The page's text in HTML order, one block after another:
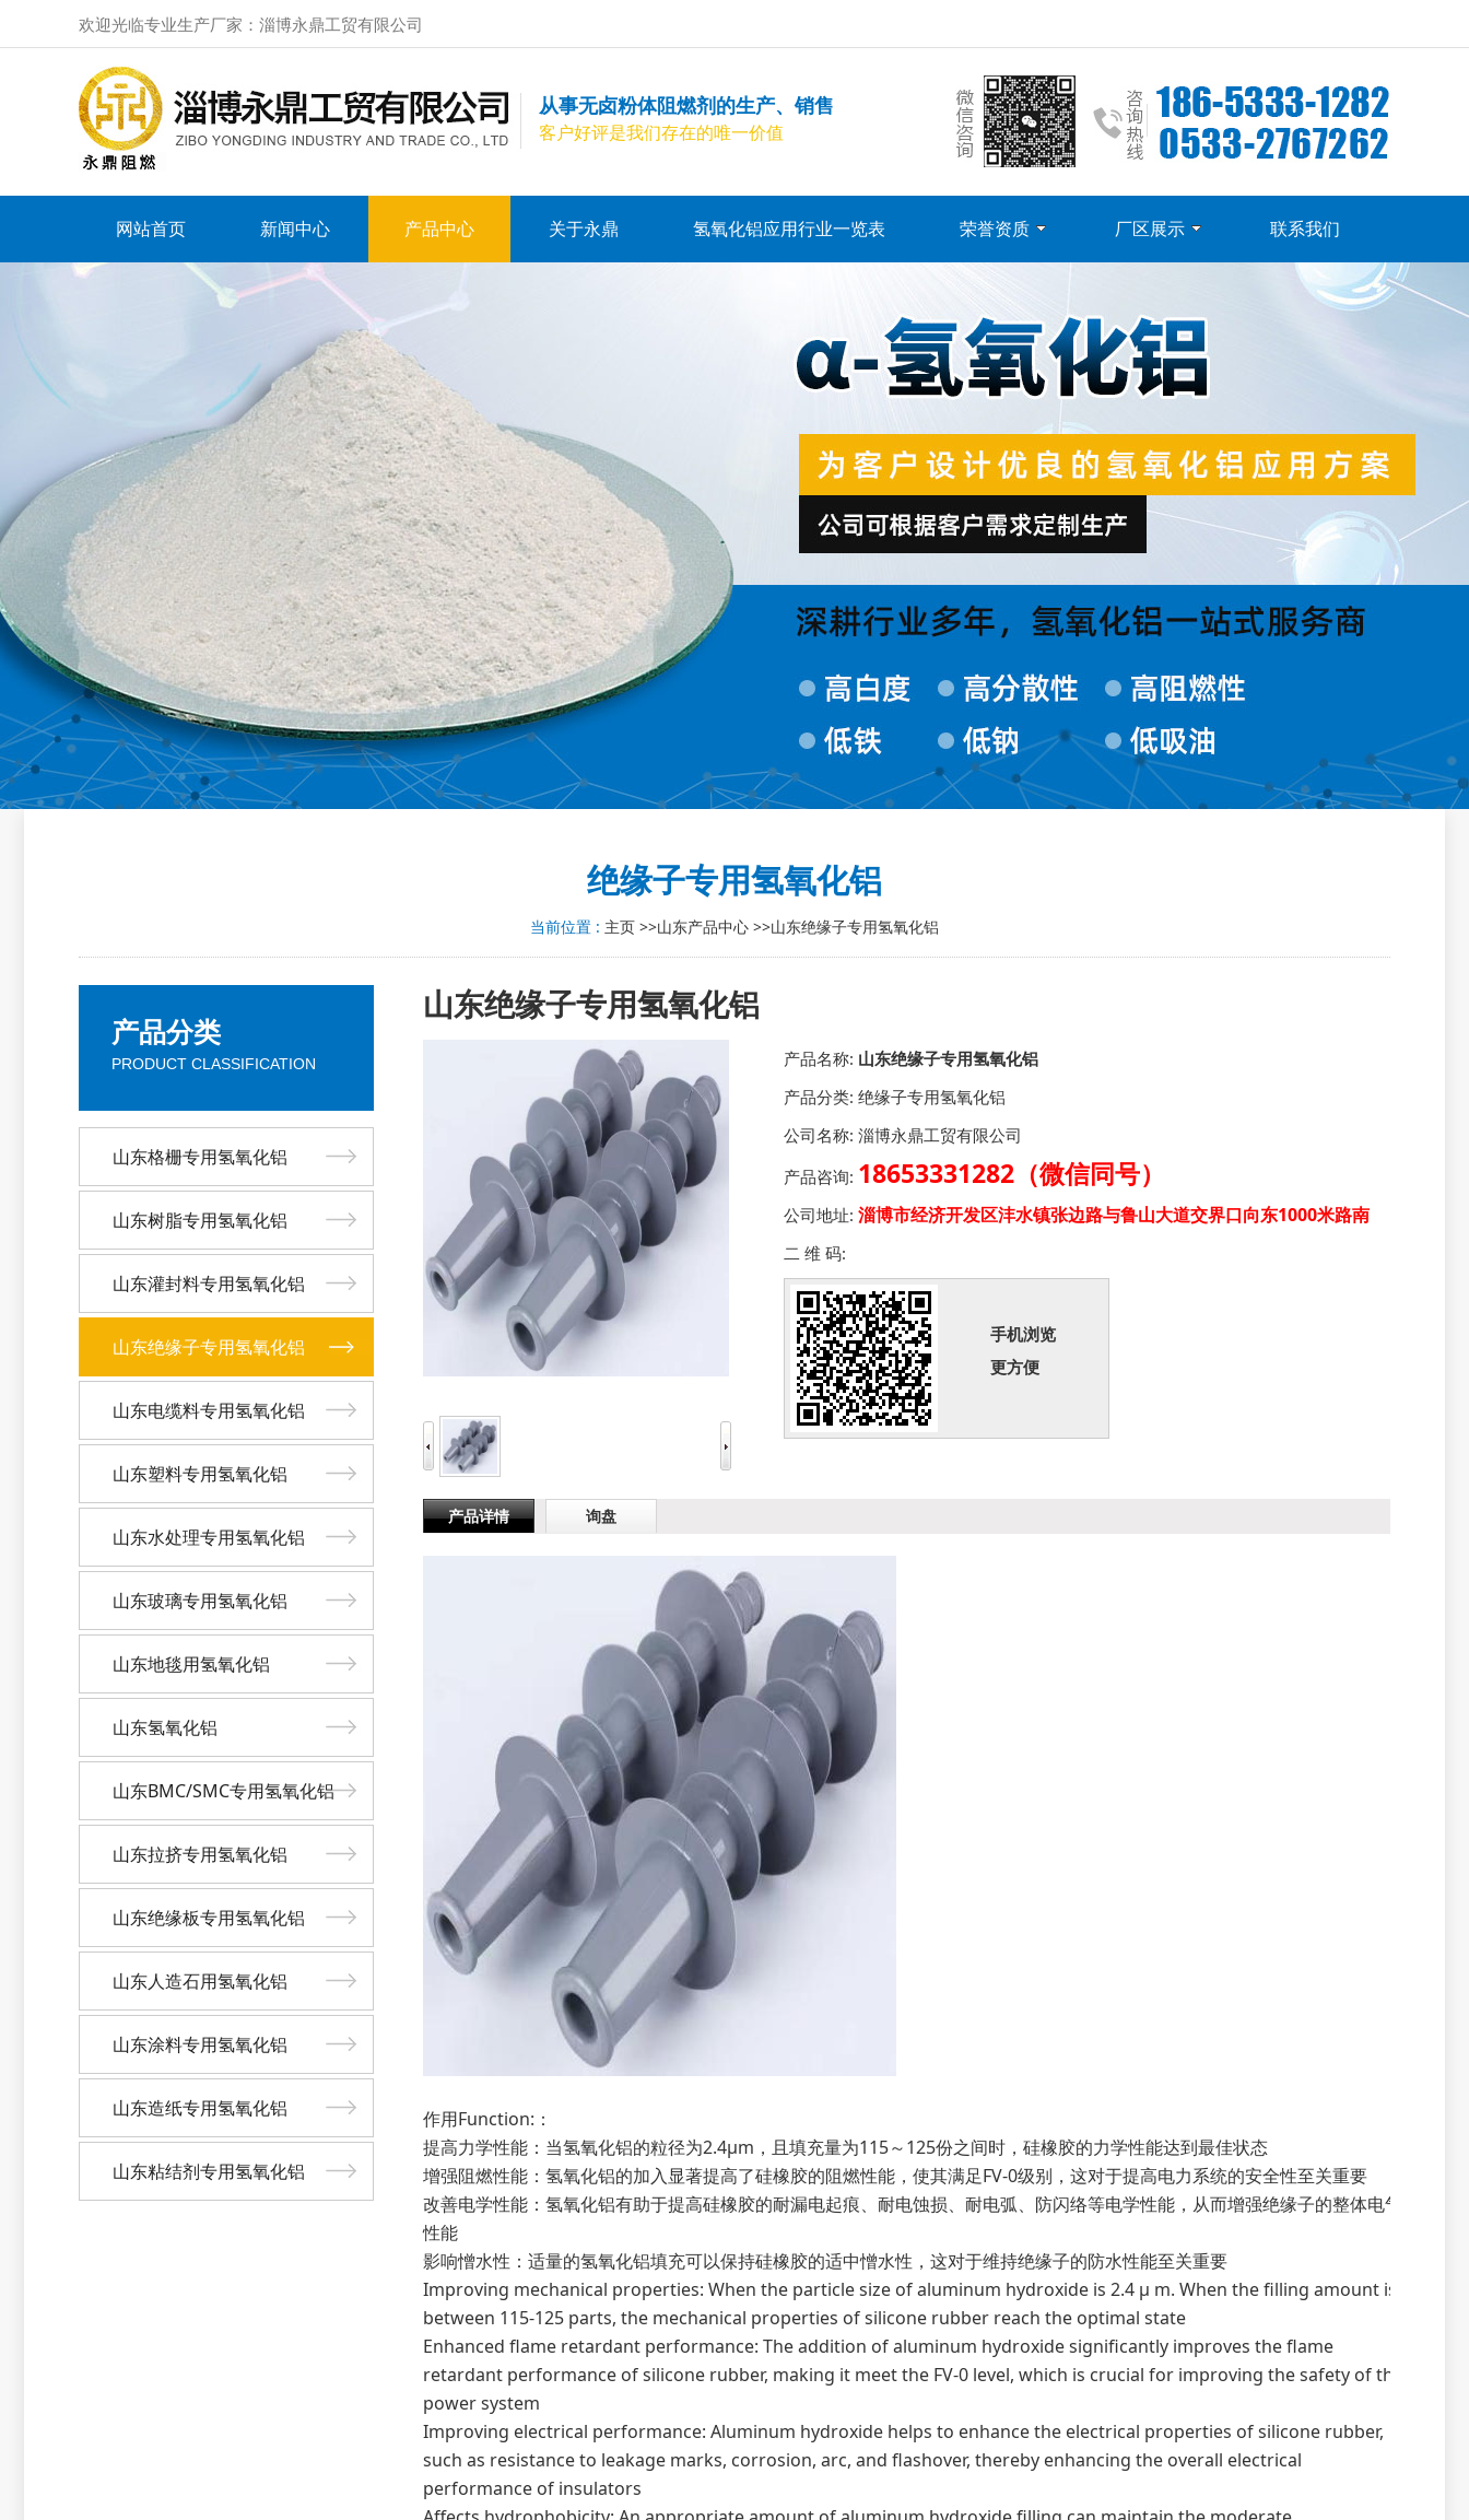
欢迎光临专业生产厂家：淄博永鼎工贸有限公司
从事无卤粉体阻燃剂的生产、销售
客户好评是我们存在的唯一价值
网站首页 新闻中心 产品中心 关于永鼎 氢氧化铝应用行业一览表 荣誉资质 厂区展示 联系我们
绝缘子专用氢氧化铝
当前位置 : 主页 >>山东产品中心 >>山东绝缘子专用氢氧化铝
产品分类
PRODUCT CLASSIFICATION
山东格栅专用氢氧化铝
山东树脂专用氢氧化铝
山东灌封料专用氢氧化铝
山东绝缘子专用氢氧化铝
山东电缆料专用氢氧化铝
山东塑料专用氢氧化铝
山东水处理专用氢氧化铝
山东玻璃专用氢氧化铝
山东地毯用氢氧化铝
山东氢氧化铝
山东BMC/SMC专用氢氧化铝
山东拉挤专用氢氧化铝
山东绝缘板专用氢氧化铝
山东人造石用氢氧化铝
山东涂料专用氢氧化铝
山东造纸专用氢氧化铝
山东粘结剂专用氢氧化铝
山东绝缘子专用氢氧化铝
产品名称: 山东绝缘子专用氢氧化铝
产品分类: 绝缘子专用氢氧化铝
公司名称: 淄博永鼎工贸有限公司
产品咨询: 18653331282（微信同号）
公司地址: 淄博市经济开发区沣水镇张边路与鲁山大道交界口向东1000米路南
二 维 码:
手机浏览
更方便
产品详情 询盘
作用Function:：
提高力学性能：当氢氧化铝的粒径为2.4μm，且填充量为115～125份之间时，硅橡胶的力学性能达到最佳状态
增强阻燃性能：氢氧化铝的加入显著提高了硅橡胶的阻燃性能，使其满足FV-0级别，这对于提高电力系统的安全性至关重要
改善电学性能：氢氧化铝有助于提高硅橡胶的耐漏电起痕、耐电蚀损、耐电弧、防闪络等电学性能，从而增强绝缘子的整体电气
性能
影响憎水性：适量的氢氧化铝填充可以保持硅橡胶的适中憎水性，这对于维持绝缘子的防水性能至关重要
Improving mechanical properties: When the particle size of aluminum hydroxide is 2.4 μ m. When the filling amount is
between 115-125 parts, the mechanical properties of silicone rubber reach the optimal state
Enhanced flame retardant performance: The addition of aluminum hydroxide significantly improves the flame
retardant performance of silicone rubber, making it meet the FV-0 level, which is crucial for improving the safety of the
power system
Improving electrical performance: Aluminum hydroxide helps to enhance the electrical properties of silicone rubber,
such as resistance to leakage marks, corrosion, arc, and flashover, thereby enhancing the overall electrical
performance of insulators